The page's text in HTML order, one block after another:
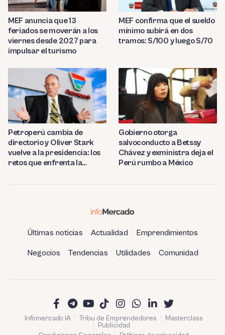
MEF anuncia que 13
feriados se moverán a los
viernes desde 2027 para
impulsar el turismo
MEF confirma que el sueldo
mínimo subirá en dos
tramos: S/100 y luego S/70
Petroperú cambia de
directorio y Oliver Stark
vuelve a la presidencia: los
retos que enfrenta la
Gobierno otorga
salvoconducto a Betssy
Chávez y exministra deja el
Perú rumbo a México
Últimas noticias Actualidad Emprendimientos
Negocios Tendencias Utilidades Comunidad
Infomercado IA Tribu de Emprendedores
Masterclass
Publicidad